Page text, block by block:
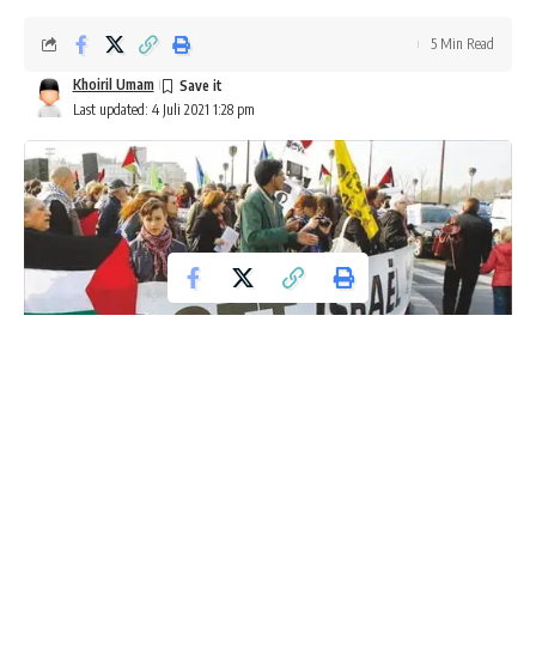
Last updated: 4 Juli 2021 1:28 pm
Khoiril Umam
5 Min Read